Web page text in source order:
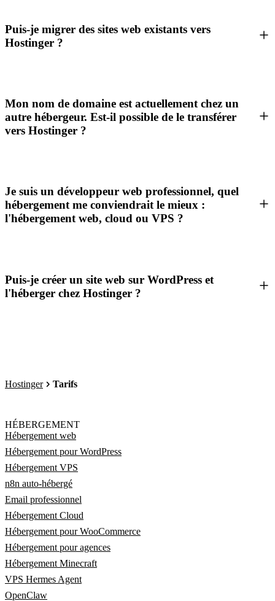
Puis-je migrer des sites web existants vers
Hostinger ?
Mon nom de domaine est actuellement chez un
autre hébergeur. Est-il possible de le transférer
vers Hostinger ?
Je suis un développeur web professionnel, quel
hébergement me conviendrait le mieux :
l'hébergement web, cloud ou VPS ?
Puis-je créer un site web sur WordPress et
l'héberger chez Hostinger ?
Hostinger Tarifs
HÉBERGEMENT
Hébergement web
Hébergement pour WordPress
Hébergement VPS
n8n auto-hébergé
Email professionnel
Hébergement Cloud
Hébergement pour WooCommerce
Hébergement pour agences
Hébergement Minecraft
VPS Hermes Agent
OpenClaw